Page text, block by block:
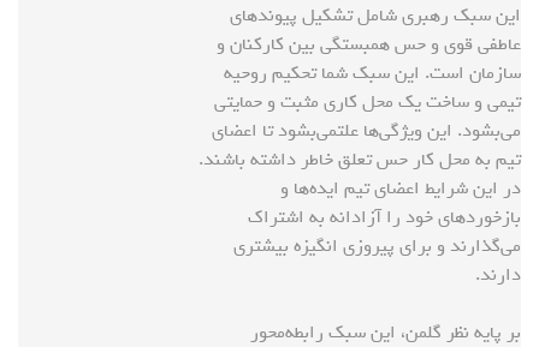
این سبک رهبری شامل تشکیل پیوندهای
عاطفی قوی و حس همبستگی بین کارکنان و
سازمان است. این سبک شما تحکیم روحیه
تیمی و ساخت یک محل کاری مثبت و حمایتی
می‌بشود. این ویژگی‌ها علتمی‌بشود تا اعضای
تیم به محل کار حس تعلق خاطر داشته باشند.
در این شرایط اعضای تیم ایده‌ها و
بازخوردهای خود را آزادانه به اشتراک
می‌گذارند و برای پیروزی انگیزه بیشتری
دارند.
بر پایه نظر گلمن، این سبک رابطه‌محور